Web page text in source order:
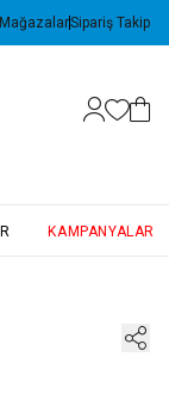
MağazalarSipariş Takip
KAMPANYALAR